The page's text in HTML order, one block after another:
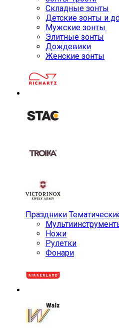
Складные зонты
Детские зонты и
Мужские зонты
Элитные зонты
Дождевики
Женские зонты
Праздники
Ножи
Рулетки
Фонари